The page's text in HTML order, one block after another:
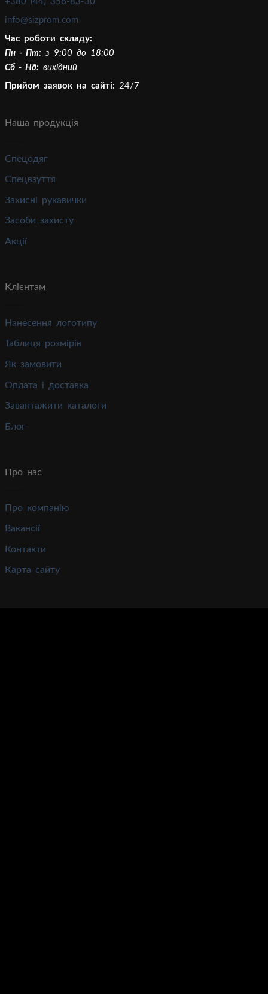
info@sizprom.com
Час роботи складу:
Пн - Пт: з 9:00 до 18:00
Сб - Нд: вихідний
Прийом заявок на сайті: 24/7
Наша продукція
Спецодяг
Спецвзуття
Захисні рукавички
Засоби захисту
Акції
Клієнтам
Нанесення логотипу
Таблиця розмірів
Як замовити
Оплата і доставка
Завантажити каталоги
Блог
Про нас
Про компанію
Вакансії
Контакти
Карта сайту